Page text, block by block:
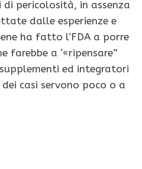
pericolosità, in assenza
dalle esperienze e
ha fatto l’FDA a porre
farebbe a ‘«ripensare”
ed integratori
casi servono poco o a